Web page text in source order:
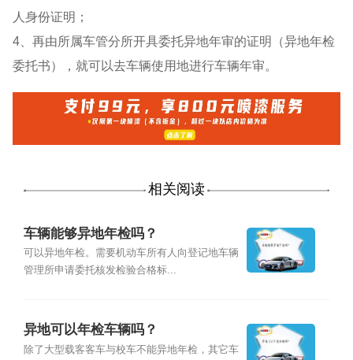
人身份证明；
4、再由所属车管分所开具委托异地年审的证明（异地年检
委托书），就可以去车辆使用地进行车辆年审。
相关阅读
车辆能够异地年检吗？
可以异地年检。需要机动车所有人向登记地车辆
管理所申请委托核发检验合格标...
异地可以年检车辆吗？
除了大型载客客车与校车不能异地年检，其它车